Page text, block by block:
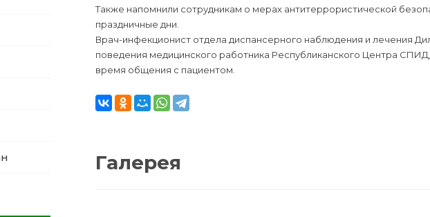
Также напомнили сотрудникам о мерах антитеррористической
праздничные дни.
Врач-инфекционист отдела диспансерного наблюдения и лечения
поведения медицинского работника Республиканского Центра
время общения с пациентом.
Галерея